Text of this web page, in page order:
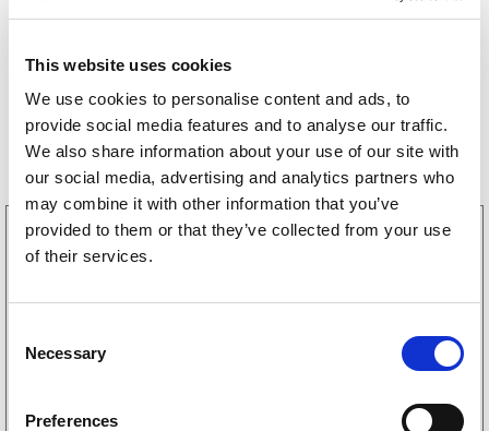
This website uses cookies
We use cookies to personalise content and ads, to
provide social media features and to analyse our traffic.
We also share information about your use of our site with
our social media, advertising and analytics partners who
may combine it with other information that you’ve
provided to them or that they’ve collected from your use
of their services.
Necessary
Preferences
Bestselgere
3160052
LGF skilt Selvklebende